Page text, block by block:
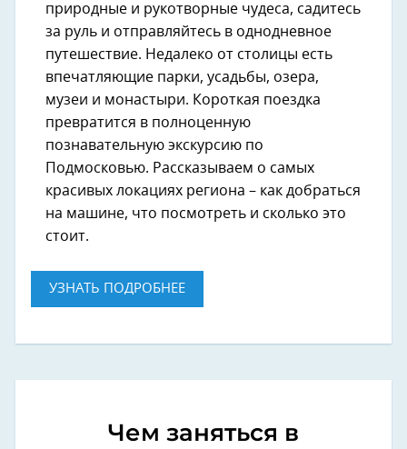
природные и рукотворные чудеса, садитесь
за руль и отправляйтесь в однодневное
путешествие. Недалеко от столицы есть
впечатляющие парки, усадьбы, озера,
музеи и монастыри. Короткая поездка
превратится в полноценную
познавательную экскурсию по
Подмосковью. Рассказываем о самых
красивых локациях региона – как добраться
на машине, что посмотреть и сколько это
стоит.
УЗНАТЬ ПОДРОБНЕЕ
Чем заняться в